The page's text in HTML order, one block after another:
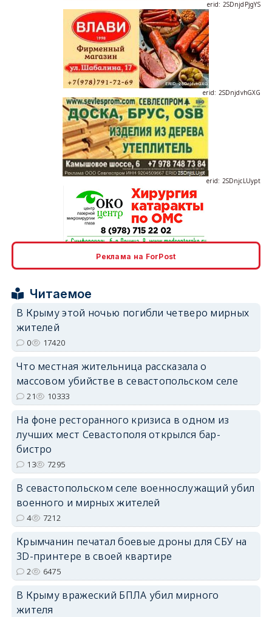
erid: 2SDnjdvhGXG
erid: 2SDnjcLUypt
Реклама на ForPost
Читаемое
В Крыму этой ночью погибли четверо мирных
жителей
0 17420
Что местная жительница рассказала о
массовом убийстве в севастопольском селе
21 10333
На фоне ресторанного кризиса в одном из
лучших мест Севастополя открылся бар-
бистро
13 7295
В севастопольском селе военнослужащий убил
военного и мирных жителей
4 7212
Крымчанин печатал боевые дроны для СБУ на
3D-принтере в своей квартире
2 6475
В Крыму вражеский БПЛА убил мирного
жителя